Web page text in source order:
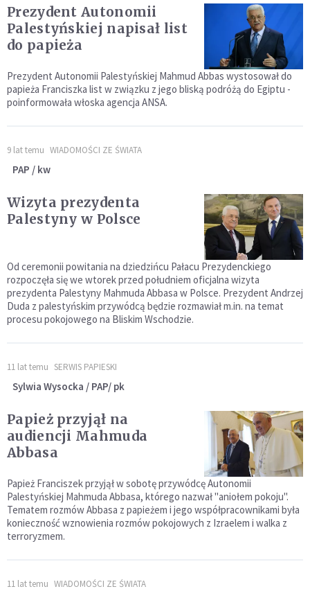
Prezydent Autonomii
Palestyńskiej napisał list
do papieża
Prezydent Autonomii Palestyńskiej Mahmud Abbas wystosował do
papieża Franciszka list w związku z jego bliską podróżą do Egiptu -
poinformowała włoska agencja ANSA.
9 lat temu WIADOMOŚCI ZE ŚWIATA
PAP / kw
Wizyta prezydenta
Palestyny w Polsce
Od ceremonii powitania na dziedzińcu Pałacu Prezydenckiego
rozpoczęła się we wtorek przed południem oficjalna wizyta
prezydenta Palestyny Mahmuda Abbasa w Polsce. Prezydent Andrzej
Duda z palestyńskim przywódcą będzie rozmawiał m.in. na temat
procesu pokojowego na Bliskim Wschodzie.
11 lat temu SERWIS PAPIESKI
Sylwia Wysocka / PAP/ pk
Papież przyjął na
audiencji Mahmuda
Abbasa
Papież Franciszek przyjął w sobotę przywódcę Autonomii
Palestyńskiej Mahmuda Abbasa, którego nazwał "aniołem pokoju".
Tematem rozmów Abbasa z papieżem i jego współpracownikami była
konieczność wznowienia rozmów pokojowych z Izraelem i walka z
terroryzmem.
11 lat temu WIADOMOŚCI ZE ŚWIATA